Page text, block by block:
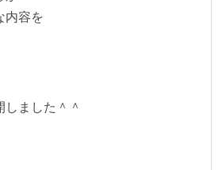
内容を
しました＾＾